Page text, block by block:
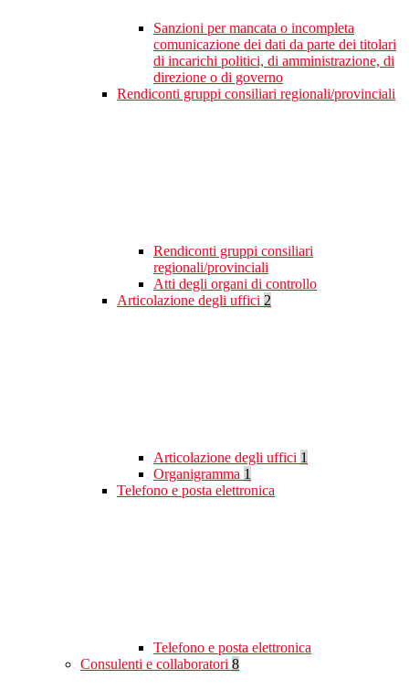
Sanzioni per mancata o incompleta
comunicazione dei dati da parte dei titolari
di incarichi politici, di amministrazione, di
direzione o di governo
Rendiconti gruppi consiliari regionali/provinciali
Rendiconti gruppi consiliari
regionali/provinciali
Atti degli organi di controllo
Articolazione degli uffici 2
Articolazione degli uffici 1
Organigramma 1
Telefono e posta elettronica
Telefono e posta elettronica
Consulenti e collaboratori 8